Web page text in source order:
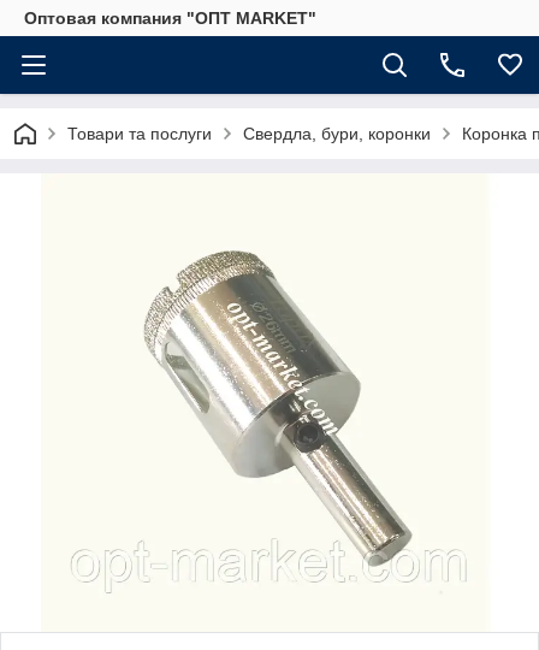
Оптовая компания "ОПТ MARKET"
Товари та послуги Свердла, бури, коронки Коронка